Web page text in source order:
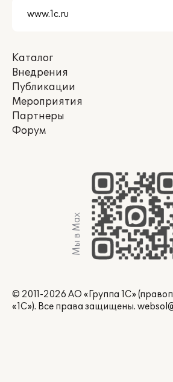
Каталог
Внедрения
Публикации
Мероприятия
Партнеры
Форум
Мы в Max
© 2011-2026 АО «Группа 1С»
«1С»). Все права защищены.